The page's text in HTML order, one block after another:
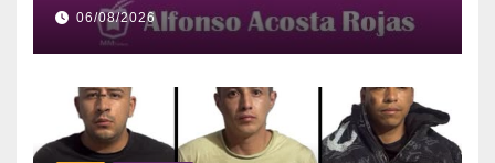
06/08/2026